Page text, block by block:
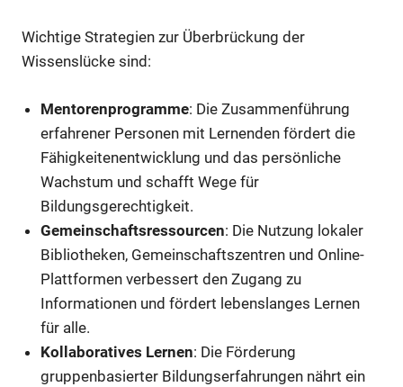
Wichtige Strategien zur Überbrückung der
Wissenslücke sind:
Mentorenprogramme: Die Zusammenführung
erfahrener Personen mit Lernenden fördert die
Fähigkeitenentwicklung und das persönliche
Wachstum und schafft Wege für
Bildungsgerechtigkeit.
Gemeinschaftsressourcen: Die Nutzung lokaler
Bibliotheken, Gemeinschaftszentren und Online-
Plattformen verbessert den Zugang zu
Informationen und fördert lebenslanges Lernen
für alle.
Kollaboratives Lernen: Die Förderung
gruppenbasierter Bildungserfahrungen nährt ein